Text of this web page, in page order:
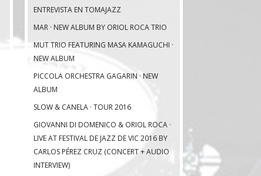
ENTREVISTA EN TOMAJAZZ
MAR · NEW ALBUM BY ORIOL ROCA TRIO
MUT TRIO FEATURING MASA KAMAGUCHI ·
NEW ALBUM
PICCOLA ORCHESTRA GAGARIN · NEW
ALBUM
SLOW & CANELA · TOUR 2016
GIOVANNI DI DOMENICO & ORIOL ROCA ·
LIVE AT FESTIVAL DE JAZZ DE VIC 2016 BY
CARLOS PÉREZ CRUZ (CONCERT + AUDIO
INTERVIEW)